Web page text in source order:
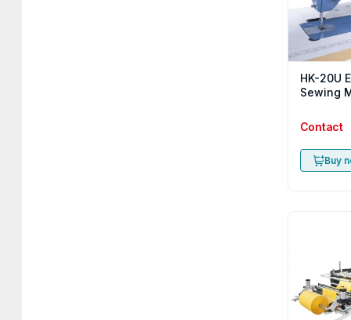
HK-20U
Sewing
Contact
Buy